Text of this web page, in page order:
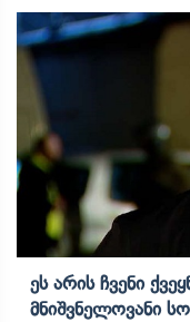
Ეს Არის Ჩვენი
Მნიშვნელოვანი